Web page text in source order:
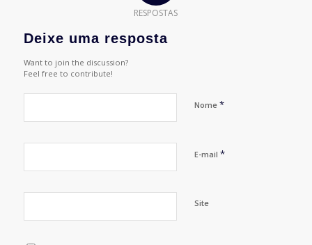
RESPOSTAS
Deixe uma resposta
Want to join the discussion?
Feel free to contribute!
Nome *
E-mail *
Site